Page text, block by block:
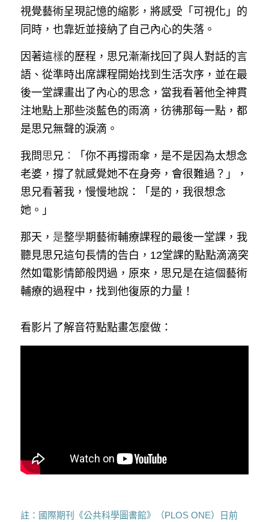
視覺藝術呈現記憶的縮影，將感受「可視化」的
同時，也靠近並接納了自己內心的失落。
因著這樣的歷程，思兄漸漸找回了與人對話的言
語、從準時出席課程開始找到生活次序，並在最
後一堂課畫出了內心的思念，當我看著他全神貫
注地點上那些淡藍色的雨滴，彷彿那每一點，都
是思兄無聲的淚滴。
我問 思兄 ：
「你不再撐雨傘，是不是因為太想念
老婆，撐了就感覺她不在身旁，會很難過？」，
思兄看著我，慢慢地說：「是的，我很想念
她。」
那天， 是整學期藝術輔療課程的最後一堂課，我
聽見思兄這句長情的告白，12堂課的點點滴滴突
然如電影情節般閃過，原來，思兄是在這個藝術
輔療的過程中，找到他復原的力量！
看影片了解音符點點畫怎麼做：
註：國際期刊《公共科學圖書館》（PLOS ONE）日前